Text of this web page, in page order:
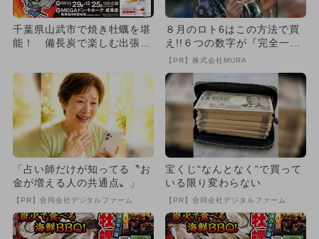
千葉県山武市で焼き牡蠣を堪
能！ 備長炭で楽しむ出張カ
８月のロト6はこの方法で買
え!!６つの数字が『完全一
致』する方法
【PR】株式会社MURA
「占い師だけが知ってる〝お
金が増える人の共通点〟」
【PR】合同会社デジタルファーム
宝くじ“なんとなく”で買って
いる限り変わらない
【PR】合同会社デジタルファーム